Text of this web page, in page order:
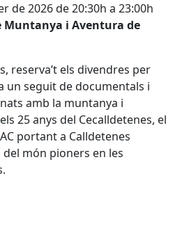
de 2026 de 20:30h a 23:00h
Muntanya i Aventura de
reserva’t els divendres per
un seguit de documentals i
amb la muntanya i
25 anys del Cecalldetenes, el
portant a Calldetenes
món pioners en les